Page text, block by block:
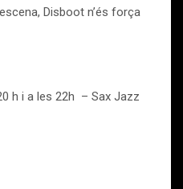
Disboot n’és força
h i a les 22h – Sax Jazz